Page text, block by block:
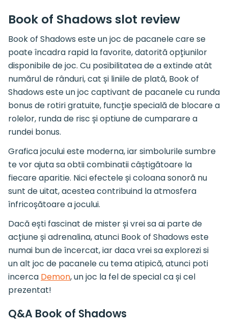
Book of Shadows slot review
Book of Shadows este un joc de pacanele care se
poate încadra rapid la favorite, datorită opțiunilor
disponibile de joc. Cu posibilitatea de a extinde atât
numărul de rânduri, cat și liniile de plată, Book of
Shadows este un joc captivant de pacanele cu runda
bonus de rotiri gratuite, funcție specială de blocare a
rolelor, runda de risc și optiune de cumparare a
rundei bonus.
Grafica jocului este moderna, iar simbolurile sumbre
te vor ajuta sa obtii combinatii câștigătoare la
fiecare aparitie. Nici efectele și coloana sonoră nu
sunt de uitat, acestea contribuind la atmosfera
înfricoșătoare a jocului.
Dacă ești fascinat de mister și vrei sa ai parte de
acțiune și adrenalina, atunci Book of Shadows este
numai bun de încercat, iar daca vrei sa explorezi si
un alt joc de pacanele cu tema atipică, atunci poti
incerca Demon, un joc la fel de special ca și cel
prezentat!
Q&A Book of Shadows